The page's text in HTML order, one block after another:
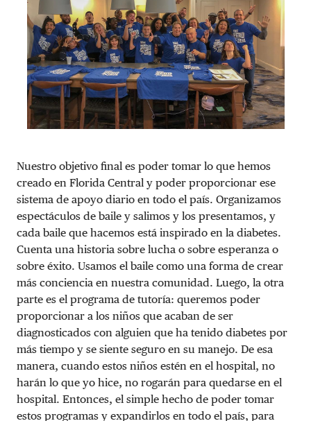
Nuestro objetivo final es poder tomar lo que hemos
creado en Florida Central y poder proporcionar ese
sistema de apoyo diario en todo el país. Organizamos
espectáculos de baile y salimos y los presentamos, y
cada baile que hacemos está inspirado en la diabetes.
Cuenta una historia sobre lucha o sobre esperanza o
sobre éxito. Usamos el baile como una forma de crear
más conciencia en nuestra comunidad. Luego, la otra
parte es el programa de tutoría: queremos poder
proporcionar a los niños que acaban de ser
diagnosticados con alguien que ha tenido diabetes por
más tiempo y se siente seguro en su manejo. De esa
manera, cuando estos niños estén en el hospital, no
harán lo que yo hice, no rogarán para quedarse en el
hospital. Entonces, el simple hecho de poder tomar
estos programas y expandirlos en todo el país, para